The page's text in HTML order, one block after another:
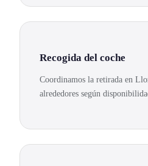
Recogida del coche
Coordinamos la retirada en
alrededores según